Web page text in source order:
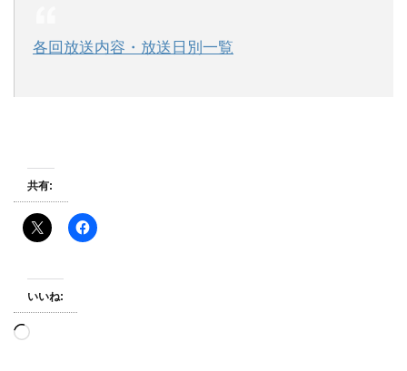
各回放送内容・放送日別一覧
共有:
いいね:
読